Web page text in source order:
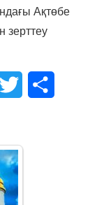
Ақтөбе
зерттеу
Twitter